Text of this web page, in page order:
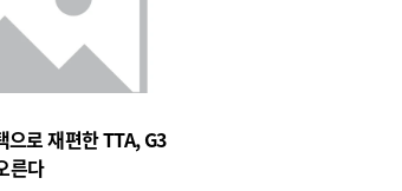
으로 재편한 TTA, G3
른다